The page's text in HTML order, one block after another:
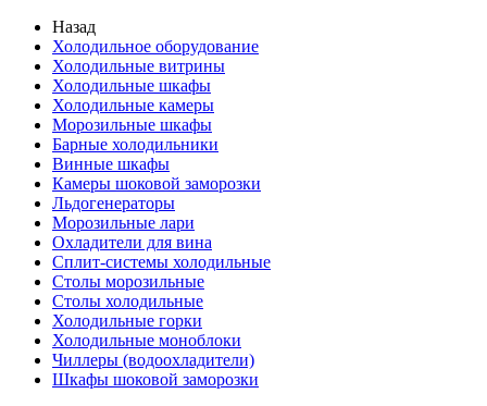
Назад
Холодильное оборудование
Холодильные витрины
Холодильные шкафы
Холодильные камеры
Морозильные шкафы
Барные холодильники
Винные шкафы
Камеры шоковой заморозки
Льдогенераторы
Морозильные лари
Охладители для вина
Сплит-системы холодильные
Столы морозильные
Столы холодильные
Холодильные горки
Холодильные моноблоки
Чиллеры (водоохладители)
Шкафы шоковой заморозки